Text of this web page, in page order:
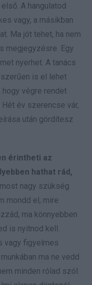
A hangulatod
vagy, a másikban
Ma jót tehet, ha nem
megjegyzésre. Egy
nyerhet. A tanács
is el lehet
hogy végre rendet
év szerencse vár,
után gördítesz
érintheti az
hathat rád,
nagy szükség
mondd el, mire
ma könnyebben
is nyitnod kell.
vagy figyelmes
ma ne vedd
minden rólad szól.